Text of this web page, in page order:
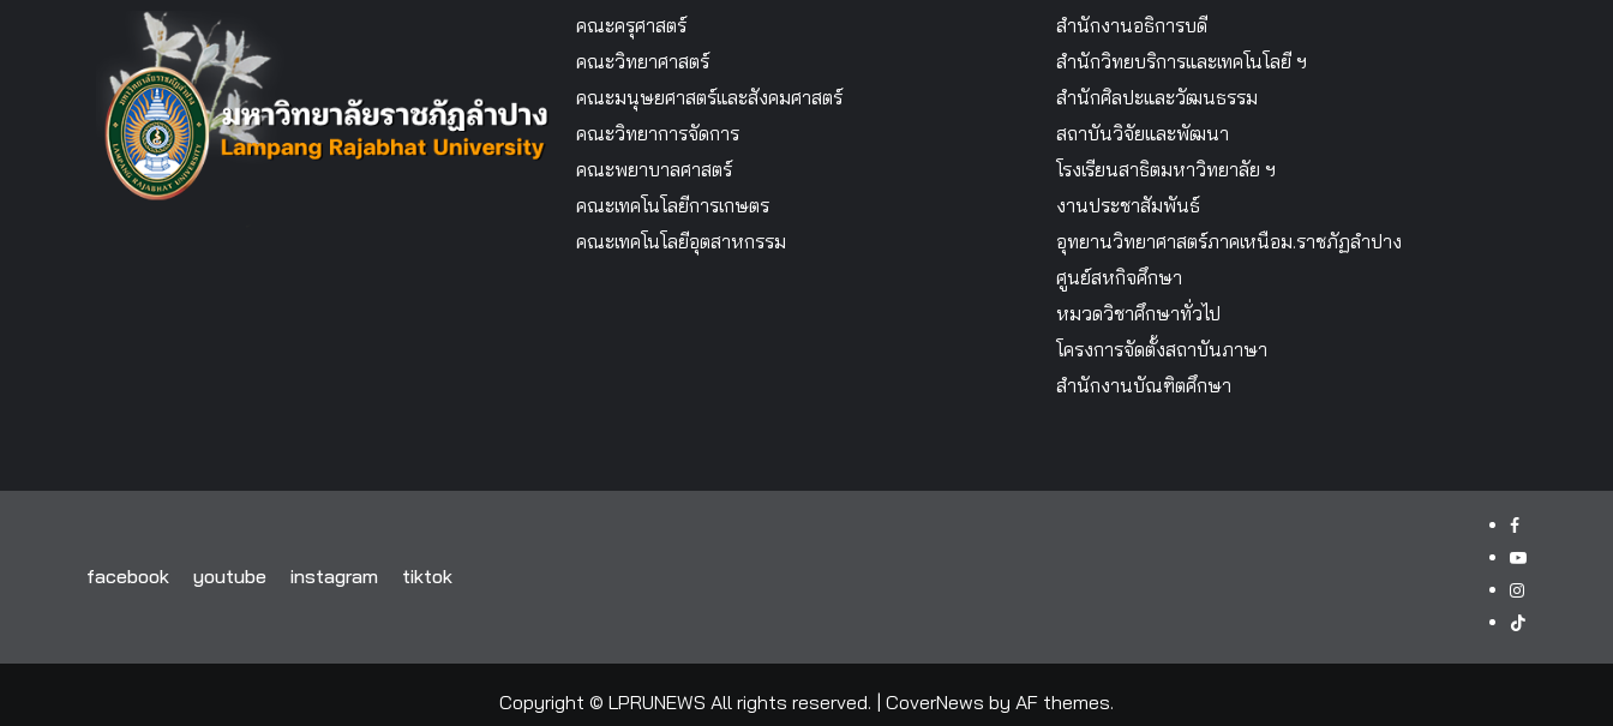
คณะครุศาสตร์
คณะวิทยาศาสตร์
คณะมนุษยศาสตร์และสังคมศาสตร์
คณะวิทยาการจัดการ
คณะพยาบาลศาสตร์
คณะเทคโนโลยีการเกษตร
คณะเทคโนโลยีอุตสาหกรรม
สำนักงานอธิการบดี
สำนักวิทยบริการและเทคโนโลยี ฯ
สำนักศิลปะและวัฒนธรรม
สถาบันวิจัยและพัฒนา
โรงเรียนสาธิตมหาวิทยาลัย ฯ
งานประชาสัมพันธ์
อุทยานวิทยาศาสตร์ภาคเหนือม.ราชภัฏลำปาง
ศูนย์สหกิจศึกษา
หมวดวิชาศึกษาทั่วไป
โครงการจัดตั้งสถาบันภาษา
สำนักงานบัณฑิตศึกษา
facebook youtube instagram tiktok
facebook
youtube
instagram
tiktok
Copyright © LPRUNEWS All rights reserved. | CoverNews by AF themes.